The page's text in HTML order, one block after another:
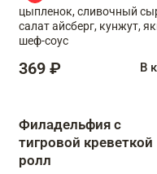
цыпленок, сливочный
салат айсберг, кунжут,
шеф-соус
369 ₽ В
Филадельфия с
тигровой креветкой
ролл